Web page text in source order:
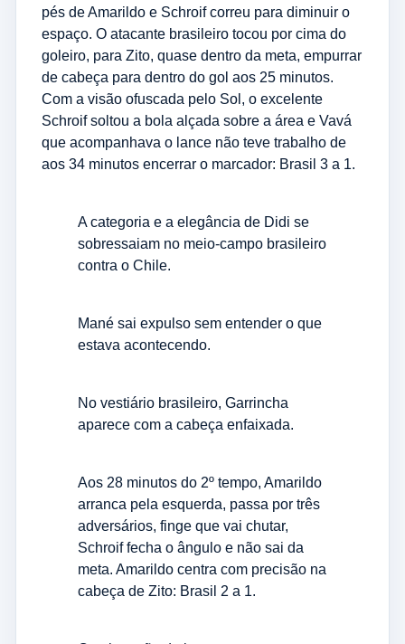
pés de Amarildo e Schroif correu para diminuir o
espaço. O atacante brasileiro tocou por cima do
goleiro, para Zito, quase dentro da meta, empurrar
de cabeça para dentro do gol aos 25 minutos.
Com a visão ofuscada pelo Sol, o excelente
Schroif soltou a bola alçada sobre a área e Vavá
que acompanhava o lance não teve trabalho de
aos 34 minutos encerrar o marcador: Brasil 3 a 1.
A categoria e a elegância de Didi se
sobressaiam no meio-campo brasileiro
contra o Chile.
Mané sai expulso sem entender o que
estava acontecendo.
No vestiário brasileiro, Garrincha
aparece com a cabeça enfaixada.
Aos 28 minutos do 2º tempo, Amarildo
arranca pela esquerda, passa por três
adversários, finge que vai chutar,
Schroif fecha o ângulo e não sai da
meta. Amarildo centra com precisão na
cabeça de Zito: Brasil 2 a 1.